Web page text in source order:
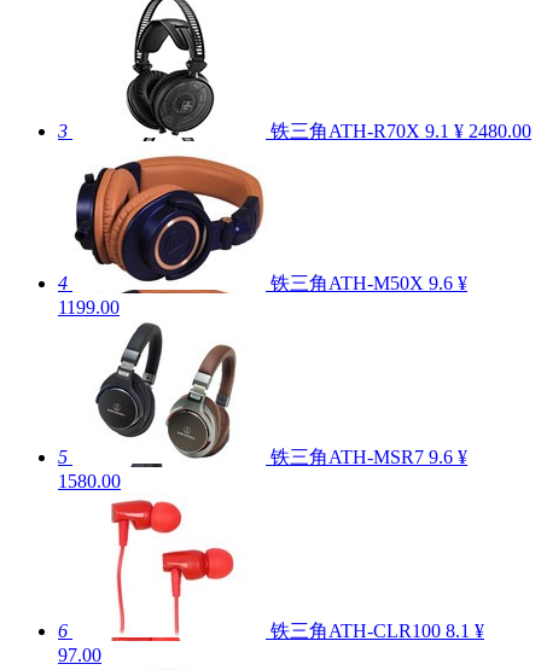
3 铁三角ATH-R70X 9.1 ¥ 2480.00
4 铁三角ATH-M50X 9.6 ¥
1199.00
5 铁三角ATH-MSR7 9.6 ¥
1580.00
6 铁三角ATH-CLR100 8.1 ¥
97.00